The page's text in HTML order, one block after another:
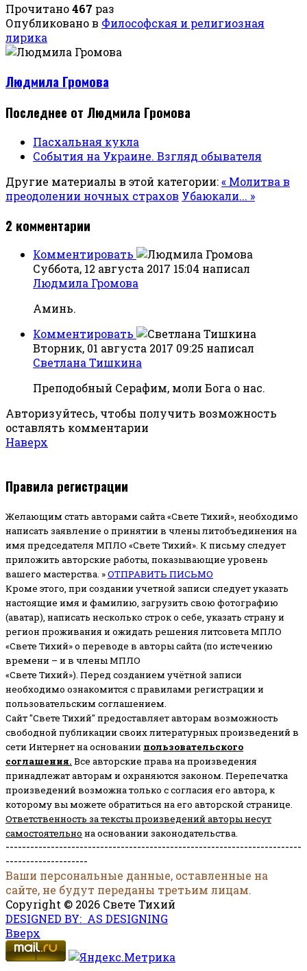
Прочитано467 раз
Опубликовано в Философская и религиозная
лирика
Людмила Громова
Последнее от Людмила Громова
Пасхальная кукла
События на Украине. Взгляд обывателя
Другие материалы в этой категории:« Молитва в
преодолении ночных страхов Убаюкали... »
2 комментарии
Комментировать
Суббота, 12 августа 2017 15:04 написал
Людмила Громова
Аминь.
Комментировать
Вторник, 01 августа 2017 09:25 написал
Светлана Тишкина
Преподобный Серафим, моли Бога о нас.
Авторизуйтесь, чтобы получить возможность
оставлять комментарии
Наверх
Правила регистрации
Желающим стать авторами сайта «Свете Тихий», необходимо
написать заявление о принятии в члены литобъединения на
имя председателя МПЛО «Свете Тихий». К письму следует
приложить авторские работы, показывающие уровень
вашего мастерства. »ОТПРАВИТЬ ПИСЬМО
Кроме этого, при создании учетной записи следует указать
настоящие имя и фамилию, загрузить свою фотографию
(аватар), написать несколько строк о себе, указать страну и
регион проживания и ожидать решения литсовета МПЛО
«Свете Тихий» о переводе в авторы сайта (по истечению
времени – и в члены МПЛО
«Свете Тихий»). Перед созданием учётной записи
необходимо ознакомится с правилами регистрации и
пользовательским соглашением.
Сайт "Свете Тихий" предоставляет авторам возможность
свободной публикации своих литературных произведений в
сети Интернет на основании пользовательского
соглашения. Все авторские права на произведения
принадлежат авторам и охраняются законом. Перепечатка
произведений возможна только с согласия его автора, к
которому вы можете обратиться на его авторской странице.
Ответственность за тексты произведений авторы несут
самостоятельно на основании законодательства.
------------------------------------------------------------------------
--------------------
Ваши персональные данные, оставленные на
сайте, не будут переданы третьим лицам.
Copyright © 2026 Свете Тихий
DESIGNED BY: AS DESIGNING
Вверх